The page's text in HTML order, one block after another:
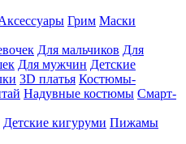
Грим Маски
Для мальчиков Для
Для мужчин Детские
3D платья Костюмы-
Надувные костюмы Смарт-
Детские кигуруми Пижамы